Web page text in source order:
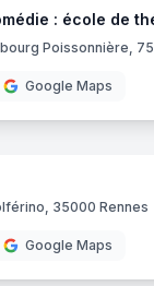
: école de
Poissonnière,
Google Maps
35000 Rennes
Google Maps